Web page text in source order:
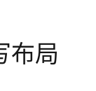
布局